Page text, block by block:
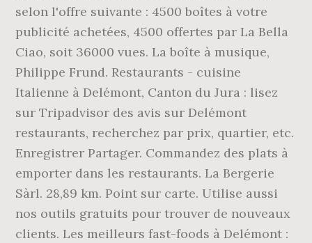
selon l'offre suivante : 4500 boîtes à votre
publicité achetées, 4500 offertes par La Bella
Ciao, soit 36000 vues. La boîte à musique,
Philippe Frund. Restaurants - cuisine
Italienne à Delémont, Canton du Jura : lisez
sur Tripadvisor des avis sur Delémont
restaurants, recherchez par prix, quartier, etc.
Enregistrer Partager. Commandez des plats à
emporter dans les restaurants. La Bergerie
Sàrl. 28,89 km. Point sur carte. Utilise aussi
nos outils gratuits pour trouver de nouveaux
clients. Les meilleurs fast-foods à Delémont :